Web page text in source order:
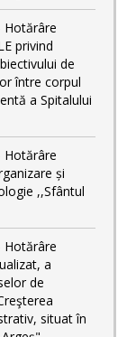
Hotărâre
privind
de
între corpul
a Spitalului
Hotărâre
și
,,Sfântul
Hotărâre
a
de
situat în